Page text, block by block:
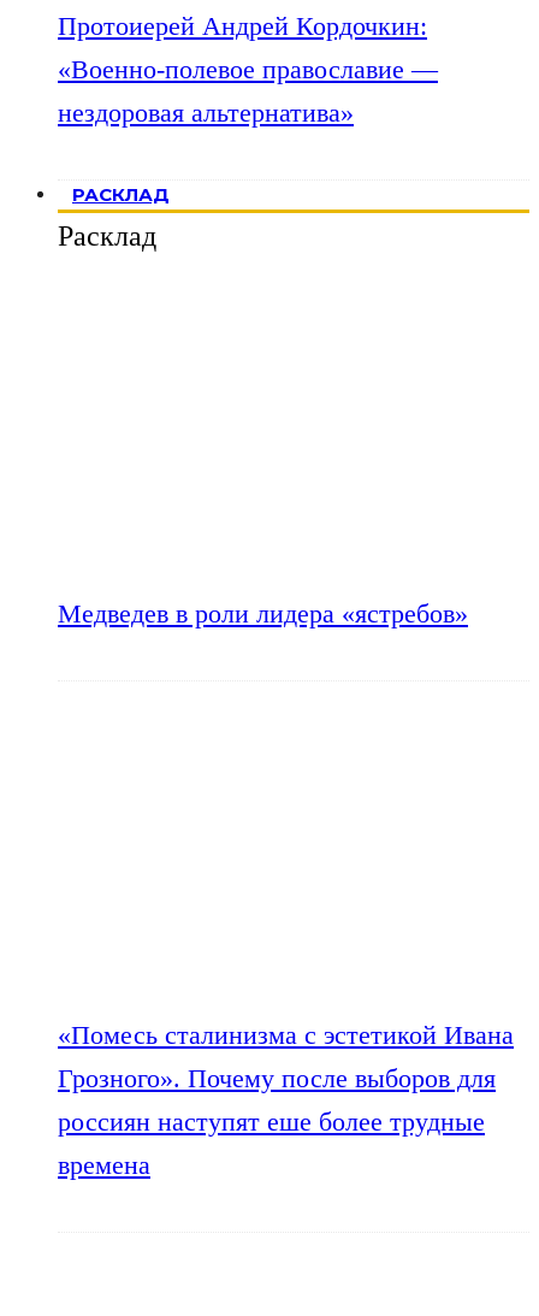
Протоиерей Андрей Кордочкин:
«Военно-полевое православие —
нездоровая альтернатива»
РАСКЛАД
Расклад
Медведев в роли лидера «ястребов»
«Помесь сталинизма с эстетикой Ивана
Грозного». Почему после выборов для
россиян наступят еше более трудные
времена